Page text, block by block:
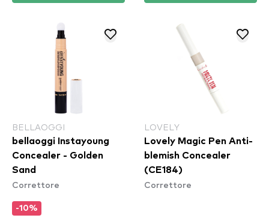
BELLAOGGI
bellaoggi Instayoung
Concealer - Golden
Sand
Correttore
-10%
LOVELY
Lovely Magic Pen Anti-
blemish Concealer
(CE184)
Correttore